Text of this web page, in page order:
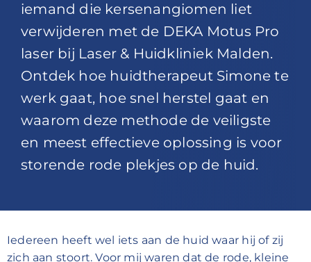
iemand die kersenangiomen liet
verwijderen met de DEKA Motus Pro
laser bij Laser & Huidkliniek Malden.
Ontdek hoe huidtherapeut Simone te
werk gaat, hoe snel herstel gaat en
waarom deze methode de veiligste
en meest effectieve oplossing is voor
storende rode plekjes op de huid.
Iedereen heeft wel iets aan de huid waar hij of zij
zich aan stoort. Voor mij waren dat de rode, kleine